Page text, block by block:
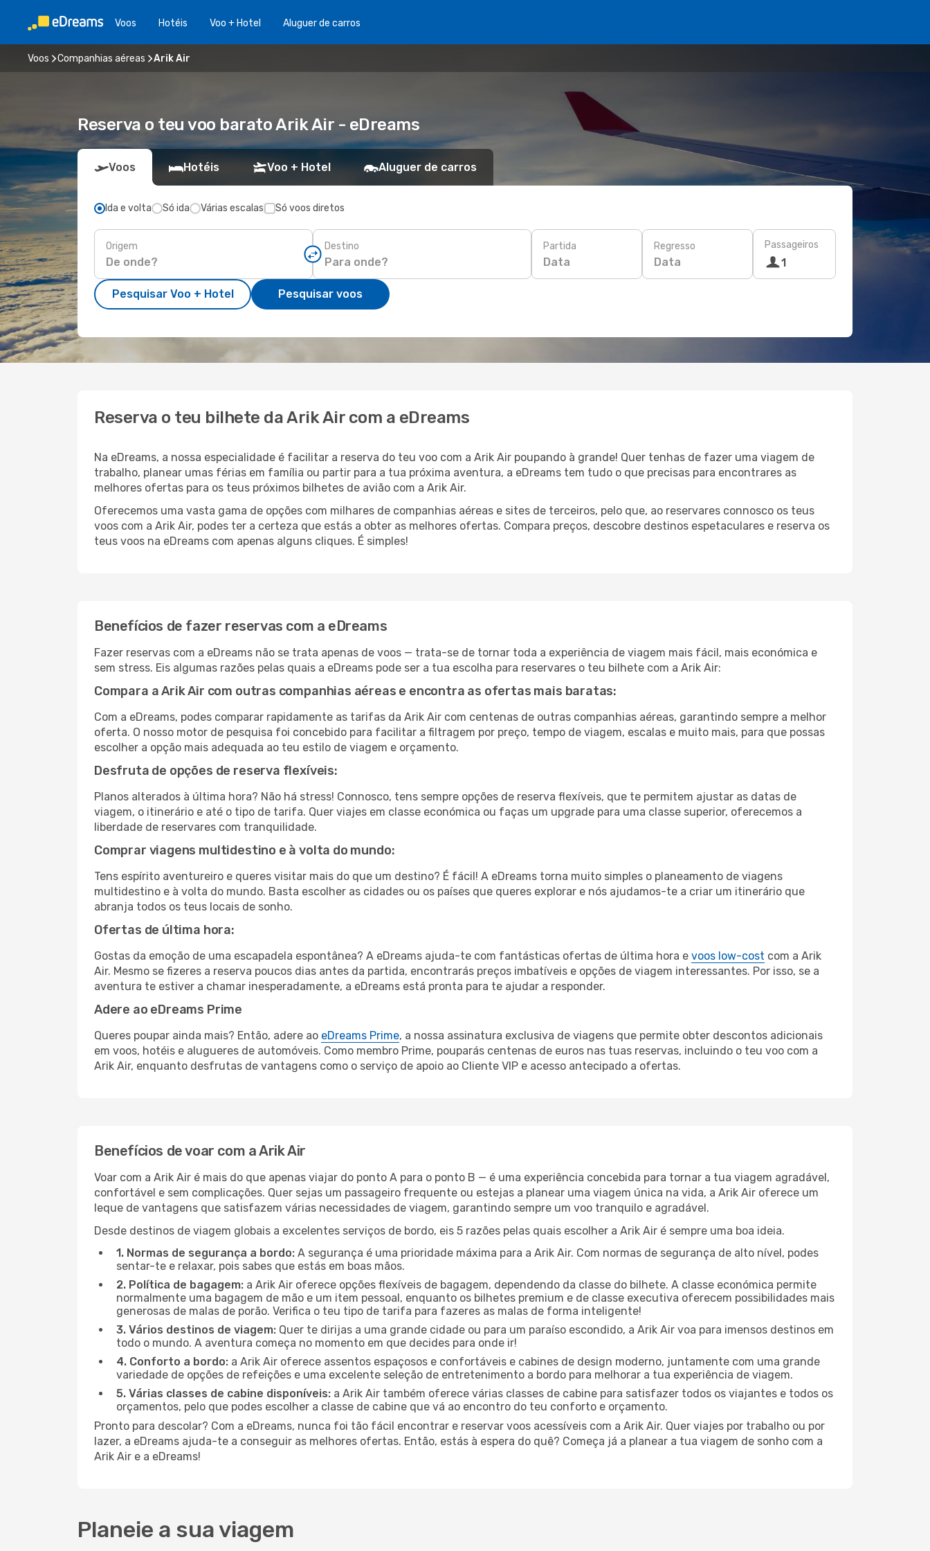
Voos Hotéis Voo + Hotel Aluguer de carros
Voos Companhias aéreas Arik Air
Reserva o teu voo barato Arik Air - eDreams
Voos Hotéis Voo + Hotel Aluguer de carros
Ida e volta Só ida Várias escalas Só voos diretos
Origem Destino Partida
Data
Regresso
Data
Passageiros
1
Pesquisar Voo + Hotel Pesquisar voos
Reserva o teu bilhete da Arik Air com a eDreams
Na eDreams, a nossa especialidade é facilitar a reserva do teu voo com a Arik Air poupando à grande! Quer tenhas de fazer uma viagem de
trabalho, planear umas férias em família ou partir para a tua próxima aventura, a eDreams tem tudo o que precisas para encontrares as
melhores ofertas para os teus próximos bilhetes de avião com a Arik Air.
Oferecemos uma vasta gama de opções com milhares de companhias aéreas e sites de terceiros, pelo que, ao reservares connosco os teus
voos com a Arik Air, podes ter a certeza que estás a obter as melhores ofertas. Compara preços, descobre destinos espetaculares e reserva os
teus voos na eDreams com apenas alguns cliques. É simples!
Benefícios de fazer reservas com a eDreams
Fazer reservas com a eDreams não se trata apenas de voos — trata-se de tornar toda a experiência de viagem mais fácil, mais económica e
sem stress. Eis algumas razões pelas quais a eDreams pode ser a tua escolha para reservares o teu bilhete com a Arik Air:
Compara a Arik Air com outras companhias aéreas e encontra as ofertas mais baratas:
Com a eDreams, podes comparar rapidamente as tarifas da Arik Air com centenas de outras companhias aéreas, garantindo sempre a melhor
oferta. O nosso motor de pesquisa foi concebido para facilitar a filtragem por preço, tempo de viagem, escalas e muito mais, para que possas
escolher a opção mais adequada ao teu estilo de viagem e orçamento.
Desfruta de opções de reserva flexíveis:
Planos alterados à última hora? Não há stress! Connosco, tens sempre opções de reserva flexíveis, que te permitem ajustar as datas de
viagem, o itinerário e até o tipo de tarifa. Quer viajes em classe económica ou faças um upgrade para uma classe superior, oferecemos a
liberdade de reservares com tranquilidade.
Comprar viagens multidestino e à volta do mundo:
Tens espírito aventureiro e queres visitar mais do que um destino? É fácil! A eDreams torna muito simples o planeamento de viagens
multidestino e à volta do mundo. Basta escolher as cidades ou os países que queres explorar e nós ajudamos-te a criar um itinerário que
abranja todos os teus locais de sonho.
Ofertas de última hora:
Gostas da emoção de uma escapadela espontânea? A eDreams ajuda-te com fantásticas ofertas de última hora e voos low-cost com a Arik
Air. Mesmo se fizeres a reserva poucos dias antes da partida, encontrarás preços imbatíveis e opções de viagem interessantes. Por isso, se a
aventura te estiver a chamar inesperadamente, a eDreams está pronta para te ajudar a responder.
Adere ao eDreams Prime
Queres poupar ainda mais? Então, adere ao eDreams Prime, a nossa assinatura exclusiva de viagens que permite obter descontos adicionais
em voos, hotéis e alugueres de automóveis. Como membro Prime, pouparás centenas de euros nas tuas reservas, incluindo o teu voo com a
Arik Air, enquanto desfrutas de vantagens como o serviço de apoio ao Cliente VIP e acesso antecipado a ofertas.
Benefícios de voar com a Arik Air
Voar com a Arik Air é mais do que apenas viajar do ponto A para o ponto B — é uma experiência concebida para tornar a tua viagem agradável,
confortável e sem complicações. Quer sejas um passageiro frequente ou estejas a planear uma viagem única na vida, a Arik Air oferece um
leque de vantagens que satisfazem várias necessidades de viagem, garantindo sempre um voo tranquilo e agradável.
Desde destinos de viagem globais a excelentes serviços de bordo, eis 5 razões pelas quais escolher a Arik Air é sempre uma boa ideia.
1. Normas de segurança a bordo: A segurança é uma prioridade máxima para a Arik Air. Com normas de segurança de alto nível, podes
sentar-te e relaxar, pois sabes que estás em boas mãos.
2. Política de bagagem: a Arik Air oferece opções flexíveis de bagagem, dependendo da classe do bilhete. A classe económica permite
normalmente uma bagagem de mão e um item pessoal, enquanto os bilhetes premium e de classe executiva oferecem possibilidades mais
generosas de malas de porão. Verifica o teu tipo de tarifa para fazeres as malas de forma inteligente!
3. Vários destinos de viagem: Quer te dirijas a uma grande cidade ou para um paraíso escondido, a Arik Air voa para imensos destinos em
todo o mundo. A aventura começa no momento em que decides para onde ir!
4. Conforto a bordo: a Arik Air oferece assentos espaçosos e confortáveis e cabines de design moderno, juntamente com uma grande
variedade de opções de refeições e uma excelente seleção de entretenimento a bordo para melhorar a tua experiência de viagem.
5. Várias classes de cabine disponíveis: a Arik Air também oferece várias classes de cabine para satisfazer todos os viajantes e todos os
orçamentos, pelo que podes escolher a classe de cabine que vá ao encontro do teu conforto e orçamento.
Pronto para descolar? Com a eDreams, nunca foi tão fácil encontrar e reservar voos acessíveis com a Arik Air. Quer viajes por trabalho ou por
lazer, a eDreams ajuda-te a conseguir as melhores ofertas. Então, estás à espera do quê? Começa já a planear a tua viagem de sonho com a
Arik Air e a eDreams!
Planeie a sua viagem